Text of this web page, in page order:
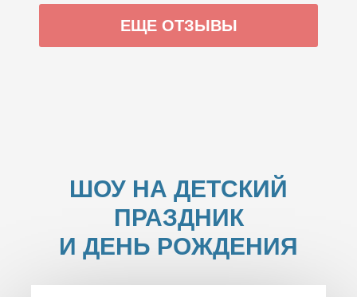
ЕЩЕ ОТЗЫВЫ
ШОУ НА ДЕТСКИЙ
ПРАЗДНИК
И ДЕНЬ РОЖДЕНИЯ